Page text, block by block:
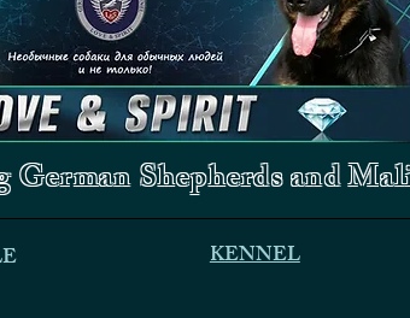
Shepherds and
KENNEL